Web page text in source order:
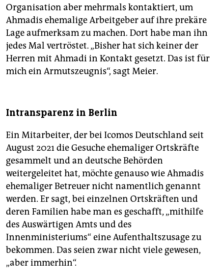
Organisation aber mehrmals kontaktiert, um
Ahmadis ehemalige Arbeitgeber auf ihre prekäre
Lage aufmerksam zu machen. Dort habe man ihn
jedes Mal vertröstet. „Bisher hat sich keiner der
Herren mit Ahmadi in Kontakt gesetzt. Das ist für
mich ein Armutszeugnis“, sagt Meier.
Intransparenz in Berlin
Ein Mitarbeiter, der bei Icomos Deutschland seit
August 2021 die Gesuche ehemaliger Ortskräfte
gesammelt und an deutsche Behörden
weitergeleitet hat, möchte genauso wie Ahmadis
ehemaliger Betreuer nicht namentlich genannt
werden. Er sagt, bei einzelnen Ortskräften und
deren Familien habe man es geschafft, „mithilfe
des Auswärtigen Amts und des
Innenministeriums“ eine Aufenthaltszusage zu
bekommen. Das seien zwar nicht viele gewesen,
„aber immerhin“.